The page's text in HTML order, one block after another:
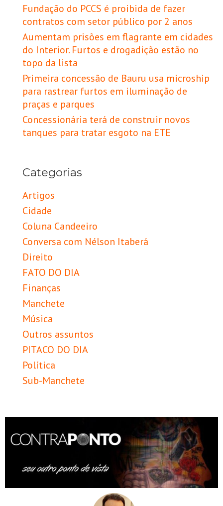
Fundação do PCCS é proibida de fazer
contratos com setor público por 2 anos
Aumentam prisões em flagrante em cidades
do Interior. Furtos e drogadição estão no
topo da lista
Primeira concessão de Bauru usa microship
para rastrear furtos em iluminação de
praças e parques
Concessionária terá de construir novos
tanques para tratar esgoto na ETE
Categorias
Artigos
Cidade
Coluna Candeeiro
Conversa com Nélson Itaberá
Direito
FATO DO DIA
Finanças
Manchete
Música
Outros assuntos
PITACO DO DIA
Política
Sub-Manchete